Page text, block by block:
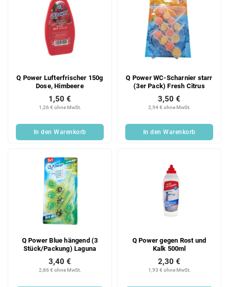
Q Power Lufterfrischer 150g
Dose, Himbeere
1,26 € ohne MwSt.
1,50 €
In den Warenkorb
Q Power WC-Scharnier starr
(3er Pack) Fresh Citrus
2,94 € ohne MwSt.
3,50 €
In den Warenkorb
Q Power Blue hängend (3
Stück/Packung) Laguna
2,86 € ohne MwSt.
3,40 €
Q Power gegen Rost und
Kalk 500ml
1,93 € ohne MwSt.
2,30 €